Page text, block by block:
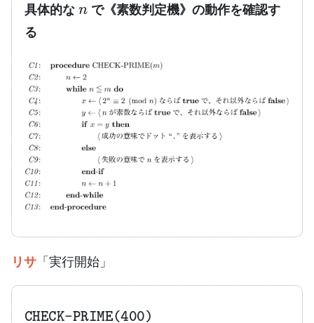
具体的な
で《素数判定機》の動作を確認す
る
リサ 「実行開始」